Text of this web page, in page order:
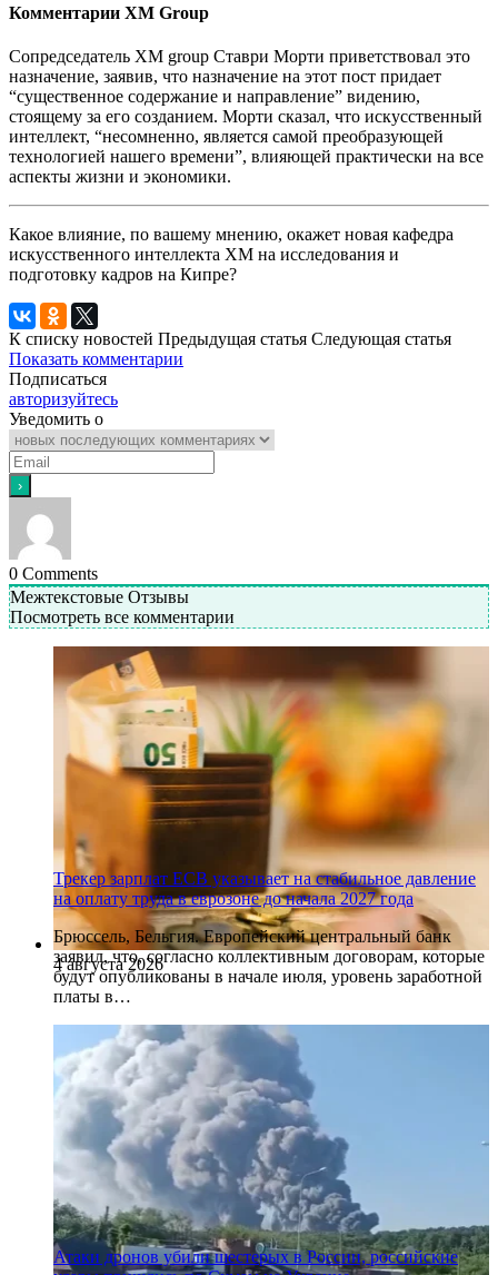
Комментарии XM Group
Сопредседатель XM group Ставри Морти приветствовал это
назначение, заявив, что назначение на этот пост придает
“существенное содержание и направление” видению,
стоящему за его созданием. Морти сказал, что искусственный
интеллект, “несомненно, является самой преобразующей
технологией нашего времени”, влияющей практически на все
аспекты жизни и экономики.
Какое влияние, по вашему мнению, окажет новая кафедра
искусственного интеллекта XM на исследования и
подготовку кадров на Кипре?
К списку новостей Предыдущая статья Следующая статья
Показать комментарии
Подписаться
авторизуйтесь
Уведомить о
0 Comments
Межтекстовые Отзывы
Посмотреть все комментарии
4 августа 2026
Трекер зарплат ECB указывает на стабильное давление
на оплату труда в еврозоне до начала 2027 года
Брюссель, Бельгия. Европейский центральный банк
заявил, что, согласно коллективным договорам, которые
будут опубликованы в начале июля, уровень заработной
платы в…
Атаки дронов убили шестерых в России, российские